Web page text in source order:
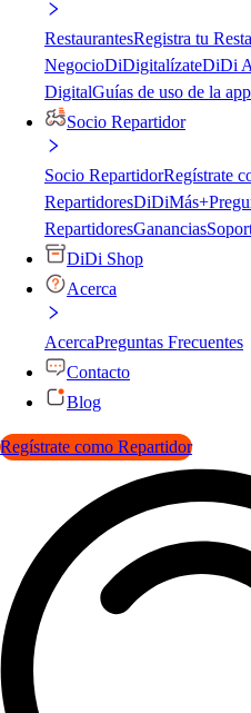
RestaurantesRegistra tu
NegocioDiDigitalízateDiDi
DigitalGuías de uso de la app
Socio Repartidor
Socio RepartidorRegístrate
RepartidoresDiDiMás+
RepartidoresGanancias
DiDi Shop
Acerca
AcercaPreguntas Frecuentes
Contacto
Blog
Regístrate como Repartidor